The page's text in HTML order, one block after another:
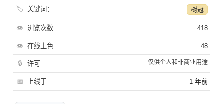
🏷 关键词： 树冠
👁 浏览次数 418
👁 在线上色 48
🔒 许可 仅供个人和非商业用途
📅 上线于 1 年前